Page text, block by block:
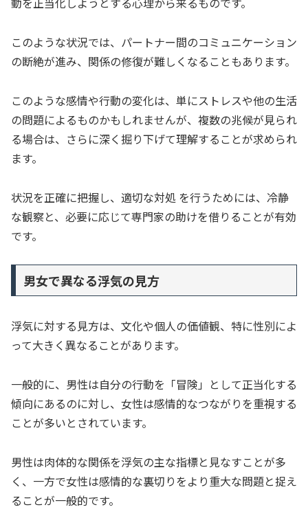
このような状況では、パートナー間のコミュニケーション
の断絶が進み、関係の修復が難しくなることもあります。
このような感情や行動の変化は、単にストレスや他の生活
の問題によるものかもしれませんが、複数の兆候が見られ
る場合は、さらに深く掘り下げて理解することが求められ
ます。
状況を正確に把握し、適切な対処 を行うためには、冷静
な観察と、必要に応じて専門家の助けを借りることが有効
です。
男女で異なる浮気の見方
浮気に対する見方は、文化や個人の価値観、特に性別によ
って大きく異なることがあります。
一般的に、男性は自分の行動を「冒険」として正当化する
傾向にあるのに対し、女性は感情的なつながりを重視する
ことが多いとされています。
男性は肉体的な関係を浮気の主な指標と見なすことが多
く、一方で女性は感情的な裏切りをより重大な問題と捉え
ることが一般的です。